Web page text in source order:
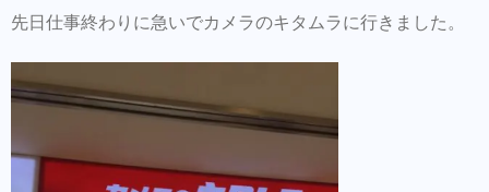
先日仕事終わりに急いでカメラのキタムラに行きました。